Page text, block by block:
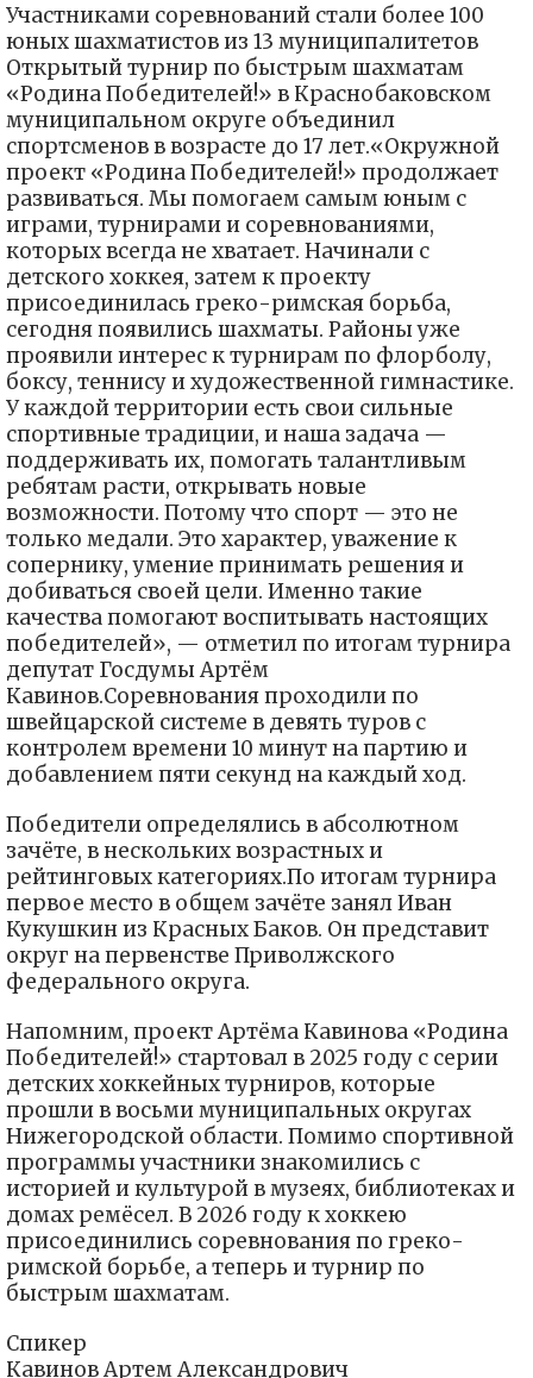
Участниками соревнований стали более 100
юных шахматистов из 13 муниципалитетов
Открытый турнир по быстрым шахматам
«Родина Победителей!» в Краснобаковском
муниципальном округе объединил
спортсменов в возрасте до 17 лет.«Окружной
проект «Родина Победителей!» продолжает
развиваться. Мы помогаем самым юным с
играми, турнирами и соревнованиями,
которых всегда не хватает. Начинали с
детского хоккея, затем к проекту
присоединилась греко-римская борьба,
сегодня появились шахматы. Районы уже
проявили интерес к турнирам по флорболу,
боксу, теннису и художественной гимнастике.
У каждой территории есть свои сильные
спортивные традиции, и наша задача —
поддерживать их, помогать талантливым
ребятам расти, открывать новые
возможности. Потому что спорт — это не
только медали. Это характер, уважение к
сопернику, умение принимать решения и
добиваться своей цели. Именно такие
качества помогают воспитывать настоящих
победителей», — отметил по итогам турнира
депутат Госдумы Артём
Кавинов.Соревнования проходили по
швейцарской системе в девять туров с
контролем времени 10 минут на партию и
добавлением пяти секунд на каждый ход.
Победители определялись в абсолютном
зачёте, в нескольких возрастных и
рейтинговых категориях.По итогам турнира
первое место в общем зачёте занял Иван
Кукушкин из Красных Баков. Он представит
округ на первенстве Приволжского
федерального округа.
Напомним, проект Артёма Кавинова «Родина
Победителей!» стартовал в 2025 году с серии
детских хоккейных турниров, которые
прошли в восьми муниципальных округах
Нижегородской области. Помимо спортивной
программы участники знакомились с
историей и культурой в музеях, библиотеках и
домах ремёсел. В 2026 году к хоккею
присоединились соревнования по греко-
римской борьбе, а теперь и турнир по
быстрым шахматам.
Спикер
Кавинов Артем Александрович